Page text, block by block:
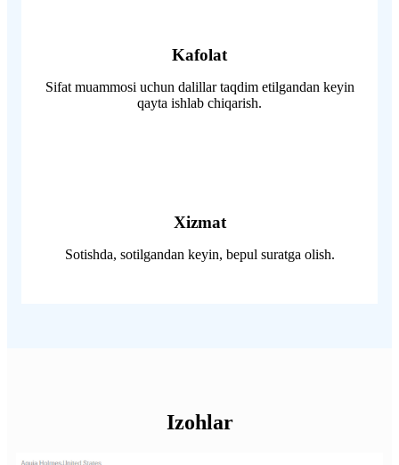
Kafolat
Sifat muammosi uchun dalillar taqdim etilgandan keyin
qayta ishlab chiqarish.
Xizmat
Sotishda, sotilgandan keyin, bepul suratga olish.
Izohlar